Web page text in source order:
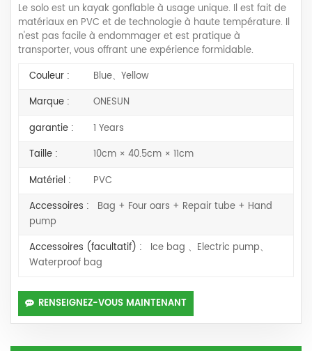
Le solo est un kayak gonflable à usage unique. Il est fait de
matériaux en PVC et de technologie à haute température. Il
n'est pas facile à endommager et est pratique à
transporter, vous offrant une expérience formidable.
Couleur :
Blue、Yellow
Marque :
ONESUN
garantie :
1 Years
Taille :
10cm × 40.5cm × 11cm
Matériel :
PVC
Accessoires :
Bag + Four oars + Repair tube + Hand
pump
Accessoires (facultatif) :
Ice bag 、Electric pump、
Waterproof bag
RENSEIGNEZ-VOUS MAINTENANT